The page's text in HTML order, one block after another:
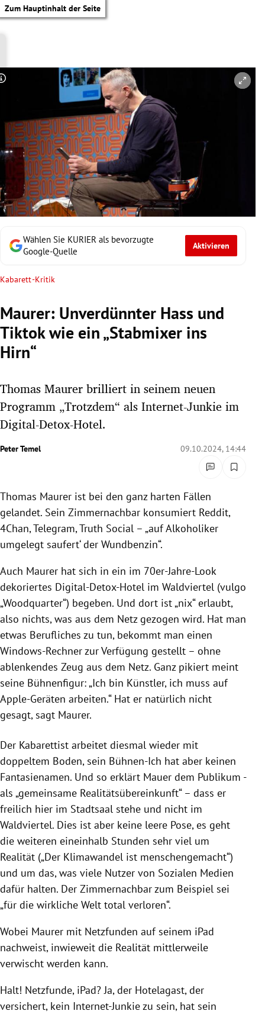
Zum Hauptinhalt der Seite
Untermenü
Untermenü
Untermenü
Untermenü
Untermenü
Untermenü
Untermenü
Wählen Sie KURIER als bevorzugte
Google-Quelle
Aktivieren
Kabarett-Kritik
Maurer: Unverdünnter Hass und
Tiktok wie ein „Stabmixer ins
Hirn“
Thomas Maurer brilliert in seinem neuen
Programm „Trotzdem“ als Internet-Junkie im
Digital-Detox-Hotel.
Peter Temel 09.10.2024, 14:44
Copyright-Hinweis öffnen/schließen
Thomas Maurer ist bei den ganz harten Fällen
gelandet. Sein Zimmernachbar konsumiert Reddit,
4Chan, Telegram, Truth Social – „auf Alkoholiker
umgelegt saufert‘ der Wundbenzin“.
Auch Maurer hat sich in ein im 70er-Jahre-Look
dekoriertes Digital-Detox-Hotel im Waldviertel (vulgo
„Woodquarter“) begeben. Und dort ist „nix“ erlaubt,
also nichts, was aus dem Netz gezogen wird. Hat man
etwas Berufliches zu tun, bekommt man einen
Windows-Rechner zur Verfügung gestellt – ohne
ablenkendes Zeug aus dem Netz. Ganz pikiert meint
seine Bühnenfigur: „Ich bin Künstler, ich muss auf
Apple-Geräten arbeiten.“ Hat er natürlich nicht
gesagt, sagt Maurer.
Der Kabarettist arbeitet diesmal wieder mit
doppeltem Boden, sein Bühnen-Ich hat aber keinen
Fantasienamen. Und so erklärt Mauer dem Publikum -
als „gemeinsame Realitätsübereinkunft“ – dass er
freilich hier im Stadtsaal stehe und nicht im
Waldviertel. Dies ist aber keine leere Pose, es geht
die weiteren eineinhalb Stunden sehr viel um
Realität („Der Klimawandel ist menschengemacht“)
und um das, was viele Nutzer von Sozialen Medien
dafür halten. Der Zimmernachbar zum Beispiel sei
„für die wirkliche Welt total verloren“.
Wobei Maurer mit Netzfunden auf seinem iPad
nachweist, inwieweit die Realität mittlerweile
verwischt werden kann.
Halt! Netzfunde, iPad? Ja, der Hotelagast, der
versichert, kein Internet-Junkie zu sein, hat sein